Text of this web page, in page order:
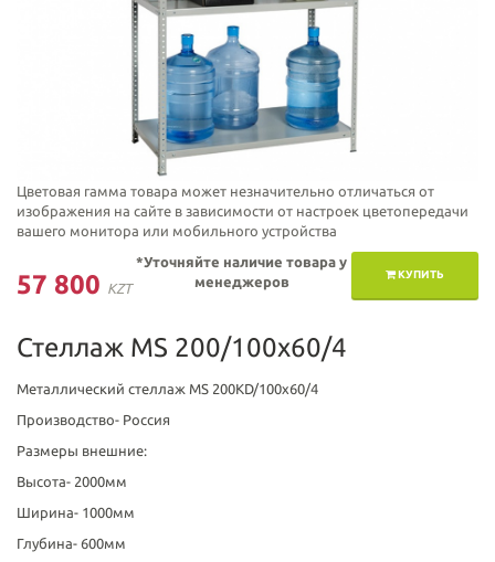
Цветовая гамма товара может незначительно отличаться от
изображения на сайте в зависимости от настроек цветопередачи
вашего монитора или мобильного устройства
57 800 KZT
КУПИТЬ
*Уточняйте наличие товара у
менеджеров
Стеллаж MS 200/100х60/4
Металлический стеллаж MS 200KD/100x60/4
Производство- Россия
Размеры внешние:
Высота- 2000мм
Ширина- 1000мм
Глубина- 600мм